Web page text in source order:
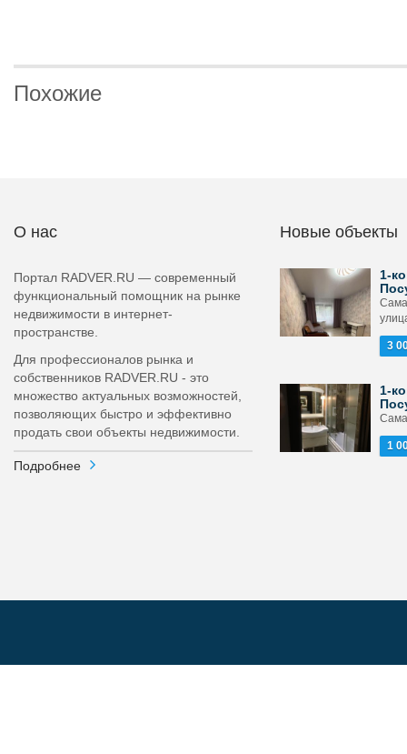
Похожие
О нас
Портал RADVER.RU — современный
функциональный помощник на рынке
недвижимости в интернет-
пространстве.
Для профессионалов рынка и
собственников RADVER.RU - это
множество актуальных возможностей,
позволяющих быстро и эффективно
продать свои объекты недвижимости.
Подробнее
Новые объекты
1-
3
1-
1